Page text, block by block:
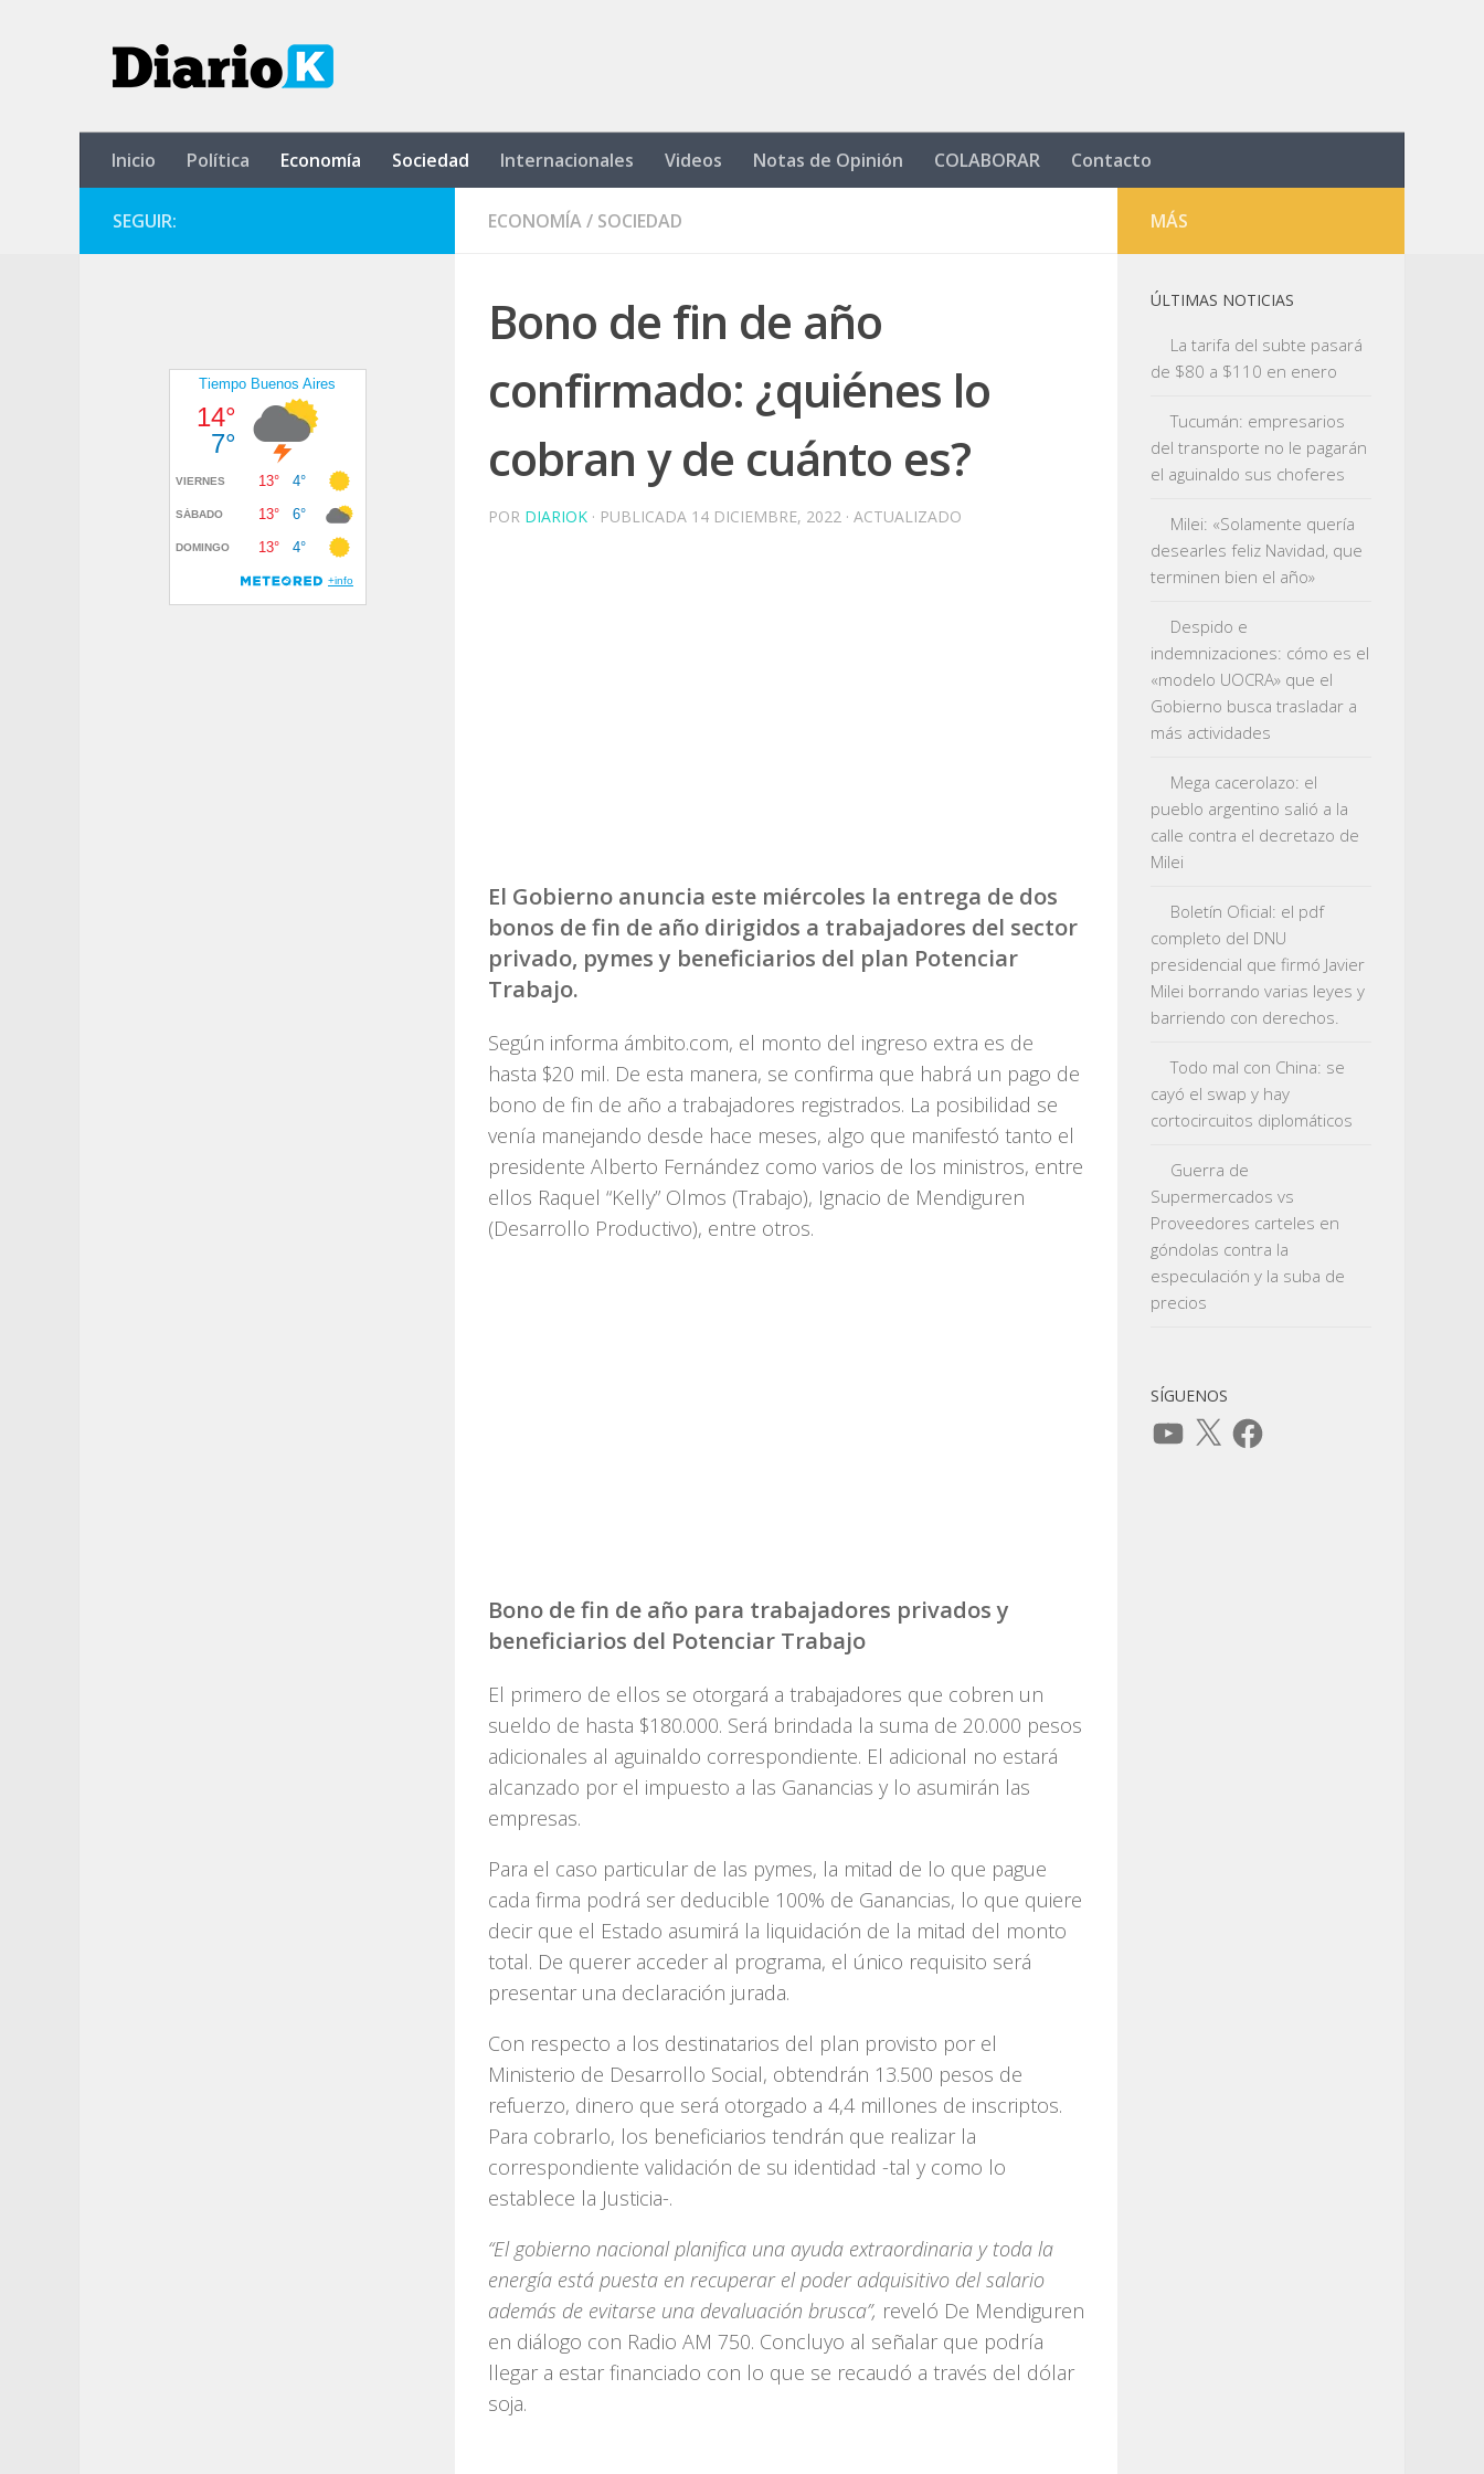
Inicio Política Economía Sociedad Internacionales Videos Notas de Opinión COLABORAR Contacto
ECONOMÍA/ SOCIEDAD
Bono de fin de año
confirmado: ¿quiénes lo
cobran y de cuánto es?
POR DIARIOK · PUBLICADA 14 DICIEMBRE, 2022 · ACTUALIZADO
El Gobierno anuncia este miércoles la entrega de dos
bonos de fin de año dirigidos a trabajadores del sector
privado, pymes y beneficiarios del plan Potenciar
Trabajo.
Según informa ámbito.com, el monto del ingreso extra es de
hasta $20 mil. De esta manera, se confirma que habrá un pago de
bono de fin de año a trabajadores registrados. La posibilidad se
venía manejando desde hace meses, algo que manifestó tanto el
presidente Alberto Fernández como varios de los ministros, entre
ellos Raquel “Kelly” Olmos (Trabajo), Ignacio de Mendiguren
(Desarrollo Productivo), entre otros.
Bono de fin de año para trabajadores privados y
beneficiarios del Potenciar Trabajo
El primero de ellos se otorgará a trabajadores que cobren un
sueldo de hasta $180.000. Será brindada la suma de 20.000 pesos
adicionales al aguinaldo correspondiente. El adicional no estará
alcanzado por el impuesto a las Ganancias y lo asumirán las
empresas.
Para el caso particular de las pymes, la mitad de lo que pague
cada firma podrá ser deducible 100% de Ganancias, lo que quiere
decir que el Estado asumirá la liquidación de la mitad del monto
total. De querer acceder al programa, el único requisito será
presentar una declaración jurada.
Con respecto a los destinatarios del plan provisto por el
Ministerio de Desarrollo Social, obtendrán 13.500 pesos de
refuerzo, dinero que será otorgado a 4,4 millones de inscriptos.
Para cobrarlo, los beneficiarios tendrán que realizar la
correspondiente validación de su identidad -tal y como lo
establece la Justicia-.
“El gobierno nacional planifica una ayuda extraordinaria y toda la
energía está puesta en recuperar el poder adquisitivo del salario
además de evitarse una devaluación brusca”, reveló De Mendiguren
en diálogo con Radio AM 750. Concluyo al señalar que podría
llegar a estar financiado con lo que se recaudó a través del dólar
soja.
SEGUIR: MÁS
ÚLTIMAS NOTICIAS
La tarifa del subte pasará
de $80 a $110 en enero
Tucumán: empresarios
del transporte no le pagarán
el aguinaldo sus choferes
Milei: «Solamente quería
desearles feliz Navidad, que
terminen bien el año»
Despido e
indemnizaciones: cómo es el
«modelo UOCRA» que el
Gobierno busca trasladar a
más actividades
Mega cacerolazo: el
pueblo argentino salió a la
calle contra el decretazo de
Milei
Boletín Oficial: el pdf
completo del DNU
presidencial que firmó Javier
Milei borrando varias leyes y
barriendo con derechos.
Todo mal con China: se
cayó el swap y hay
cortocircuitos diplomáticos
Guerra de
Supermercados vs
Proveedores carteles en
góndolas contra la
especulación y la suba de
precios
SÍGUENOS
YouTube
X Facebook